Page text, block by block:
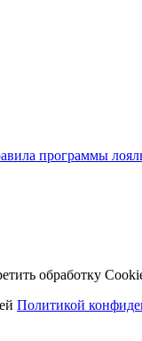
программы
обработку
Политикой